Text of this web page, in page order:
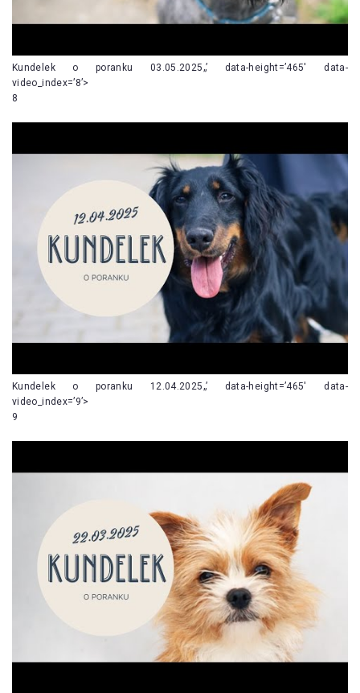
Kundelek o poranku 03.05.2025„’ data-height=’465′ data-
video_index=’8’>
8
Kundelek o poranku 12.04.2025„’ data-height=’465′ data-
video_index=’9’>
9